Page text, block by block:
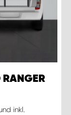
RANGER
inkl.